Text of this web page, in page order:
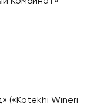
(«Kotekhi Wineri